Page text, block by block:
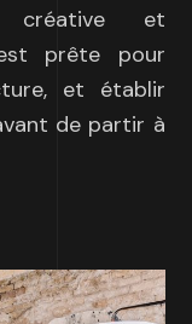
créative et
prête pour
et établir
de partir à